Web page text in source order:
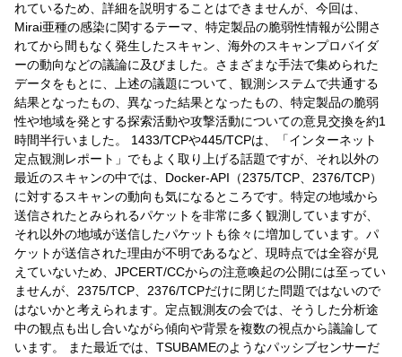
れているため、詳細を説明することはできませんが、今回は、
Mirai亜種の感染に関するテーマ、特定製品の脆弱性情報が公開さ
れてから間もなく発生したスキャン、海外のスキャンプロバイダ
ーの動向などの議論に及びました。さまざまな手法で集められた
データをもとに、上述の議題について、観測システムで共通する
結果となったもの、異なった結果となったもの、特定製品の脆弱
性や地域を発とする探索活動や攻撃活動についての意見交換を約1
時間半行いました。 1433/TCPや445/TCPは、「インターネット
定点観測レポート」でもよく取り上げる話題ですが、それ以外の
最近のスキャンの中では、Docker-API（2375/TCP、2376/TCP）
に対するスキャンの動向も気になるところです。特定の地域から
送信されたとみられるパケットを非常に多く観測していますが、
それ以外の地域が送信したパケットも徐々に増加しています。パ
ケットが送信された理由が不明であるなど、現時点では全容が見
えていないため、JPCERT/CCからの注意喚起の公開には至ってい
ませんが、2375/TCP、2376/TCPだけに閉じた問題ではないので
はないかと考えられます。定点観測友の会では、そうした分析途
中の観点も出し合いながら傾向や背景を複数の視点から議論して
います。 また最近では、TSUBAMEのようなパッシブセンサーだ